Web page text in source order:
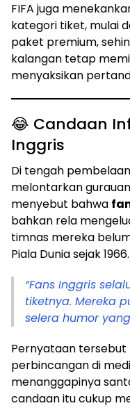
FIFA juga
kategori tiket, mulai
paket premium,
kalangan tetap
menyaksikan
😂 Candaan
Inggris
Di tengah
melontarkan
menyebut bahwa
bahkan rela
timnas mereka
Piala Dunia sejak 1966.
“Fans Inggris
tiketnya. Mereka
selera humor
Pernyataan tersebut
perbincangan di
menanggapinya
candaan itu cukup